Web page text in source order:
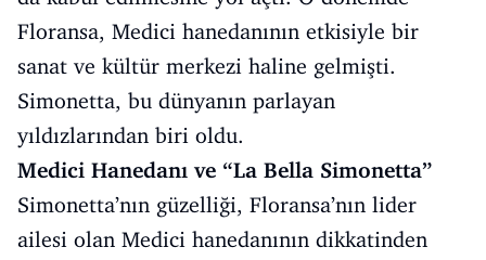
Floransa, Medici hanedanının etkisiyle bir
sanat ve kültür merkezi haline gelmişti.
Simonetta, bu dünyanın parlayan
yıldızlarından biri oldu.
Medici Hanedanı ve “La Bella Simonetta”
Simonetta’nın güzelliği, Floransa’nın lider
ailesi olan Medici hanedanının dikkatinden